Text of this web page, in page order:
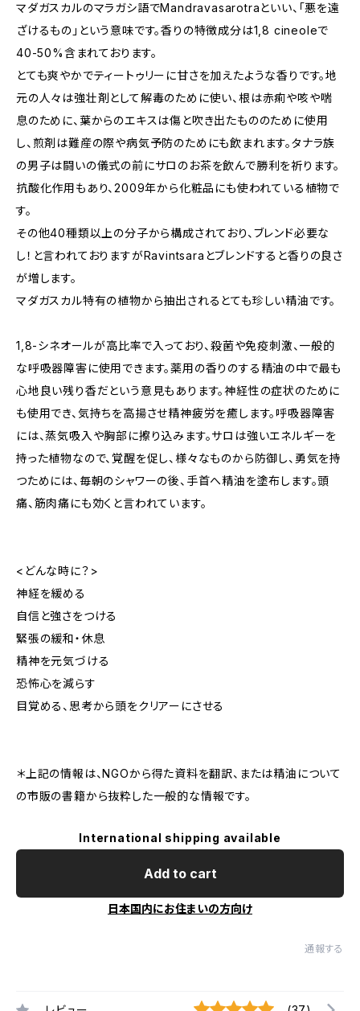
マダガスカルのマラガシ語でMandravasarotraといい、「悪を遠
ざけるもの」という意味です。香りの特徴成分は1,8 cineoleで
40-50%含まれております。
とても爽やかでティートゥリーに甘さを加えたような香りです。地
元の人々は強壮剤として解毒のために使い、根は赤痢や咳や喘
息のために、葉からのエキスは傷と吹き出たもののために使用
し、煎剤は難産の際や病気予防のためにも飲まれます。タナラ族
の男子は闘いの儀式の前にサロのお茶を飲んで勝利を祈ります。
抗酸化作用もあり、2009年から化粧品にも使われている植物で
す。
その他40種類以上の分子から構成されており、ブレンド必要な
し！と言われておりますがRavintsaraとブレンドすると香りの良さ
が増します。
マダガスカル特有の植物から抽出されるとても珍しい精油です。
1,8-シネオールが高比率で入っており、殺菌や免疫刺激、一般的
な呼吸器障害に使用できます。薬用の香りのする精油の中で最も
心地良い残り香だという意見もあります。神経性の症状のために
も使用でき、気持ちを高揚させ精神疲労を癒します。呼吸器障害
には、蒸気吸入や胸部に擦り込みます。サロは強いエネルギーを
持った植物なので、覚醒を促し、様々なものから防御し、勇気を持
つためには、毎朝のシャワーの後、手首へ精油を塗布します。頭
痛、筋肉痛にも効くと言われています。
<どんな時に？>
神経を緩める
自信と強さをつける
緊張の緩和・休息
精神を元気づける
恐怖心を減らす
目覚める、思考から頭をクリアーにさせる
＊上記の情報は、NGOから得た資料を翻訳、または精油について
の市販の書籍から抜粋した一般的な情報です。
International shipping available
Add to cart
日本国内にお住まいの方向け
通報する